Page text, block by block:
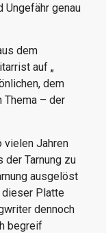
Ungefähr genau
dem
auf „
dem
Thema – der
vielen Jahren
der Tarnung zu
ausgelöst
dieser Platte
dennoch
begreif